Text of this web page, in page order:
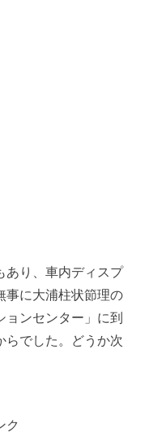
あり、車内ディスプ
事に大浦柱状節理の
ョンセンター」に到
らでした。どうか次
ク